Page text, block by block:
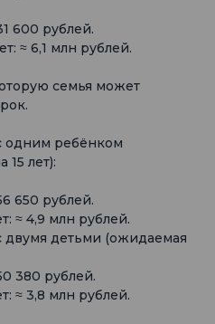
600 рублей.
≈ 6,1 млн рублей.
семья может
одним ребёнком
15 лет):
650 рублей.
≈ 4,9 млн рублей.
двумя детьми (ожидаемая
380 рублей.
≈ 3,8 млн рублей.